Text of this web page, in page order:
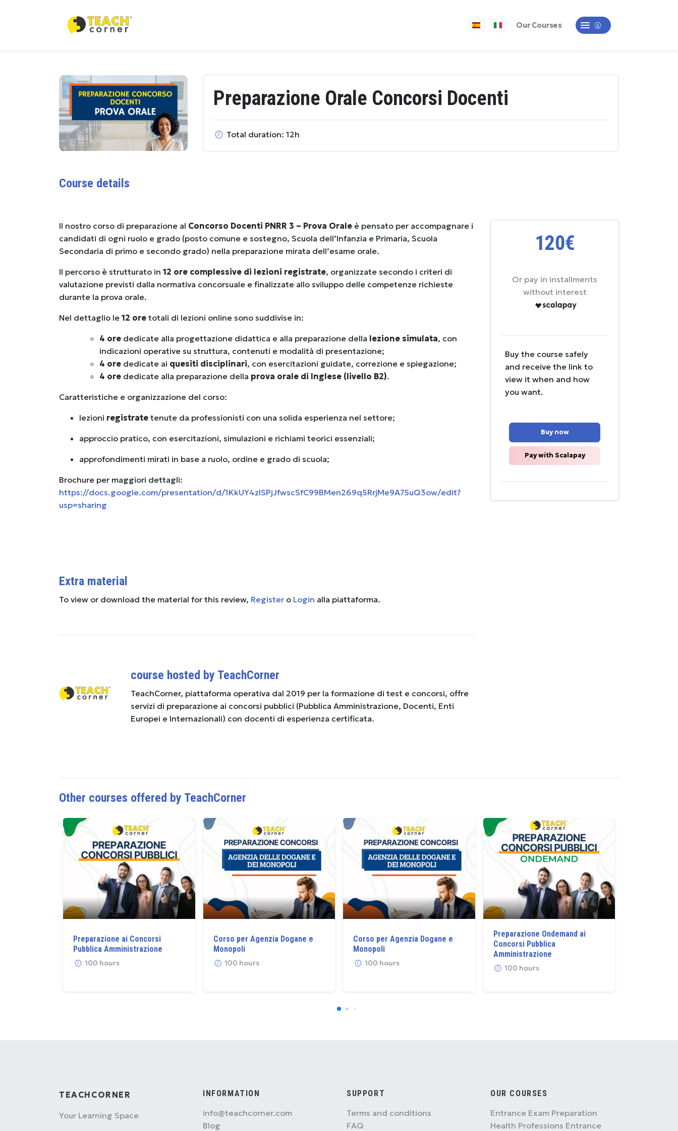
Our Courses
Preparazione Orale Concorsi Docenti
Total duration: 12h
Course details
Il nostro corso di preparazione al Concorso Docenti PNRR 3 – Prova Orale è pensato per accompagnare i
candidati di ogni ruolo e grado (posto comune e sostegno, Scuola dell’Infanzia e Primaria, Scuola
Secondaria di primo e secondo grado) nella preparazione mirata dell’esame orale.
Il percorso è strutturato in 12 ore complessive di lezioni registrate, organizzate secondo i criteri di
valutazione previsti dalla normativa concorsuale e finalizzate allo sviluppo delle competenze richieste
durante la prova orale.
Nel dettaglio le 12 ore totali di lezioni online sono suddivise in:
4 ore dedicate alla progettazione didattica e alla preparazione della lezione simulata, con
indicazioni operative su struttura, contenuti e modalità di presentazione;
4 ore dedicate ai quesiti disciplinari, con esercitazioni guidate, correzione e spiegazione;
4 ore dedicate alla preparazione della prova orale di Inglese (livello B2).
Caratteristiche e organizzazione del corso:
lezioni registrate tenute da professionisti con una solida esperienza nel settore;
approccio pratico, con esercitazioni, simulazioni e richiami teorici essenziali;
approfondimenti mirati in base a ruolo, ordine e grado di scuola;
Brochure per maggiori dettagli:
https://docs.google.com/presentation/d/1KkUY4zlSPjJfwscSfC99BMen269q5RrjMe9A75uQ3ow/edit?
usp=sharing
Extra material
To view or download the material for this review, Register o Login alla piattaforma.
course hosted by TeachCorner
TeachCorner, piattaforma operativa dal 2019 per la formazione di test e concorsi, offre
servizi di preparazione ai concorsi pubblici (Pubblica Amministrazione, Docenti, Enti
Europei e Internazionali) con docenti di esperienza certificata.
120€
Or pay in installments
without interest
Buy the course safely
and receive the link to
view it when and how
you want.
Buy now
Pay with Scalapay
Other courses offered by TeachCorner
Preparazione ai Concorsi
Pubblica Amministrazione
100 hours
Corso per Agenzia Dogane e
Monopoli
100 hours
Corso per Agenzia Dogane e
Monopoli
100 hours
Preparazione Ondemand ai
Concorsi Pubblica
Amministrazione
100 hours
TEACHCORNER
Your Learning Space
INFORMATION
info@teachcorner.com
Blog
SUPPORT
Terms and conditions
FAQ
OUR COURSES
Entrance Exam Preparation
Health Professions Entrance